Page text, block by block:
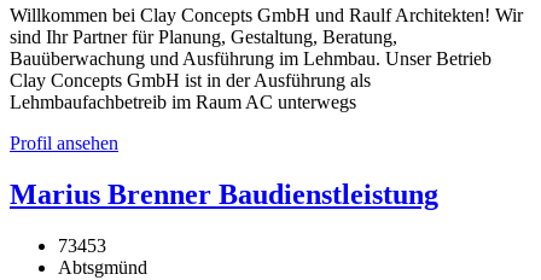
Willkommen bei Clay Concepts GmbH und Raulf Architekten! Wir
sind Ihr Partner für Planung, Gestaltung, Beratung,
Bauüberwachung und Ausführung im Lehmbau. Unser Betrieb
Clay Concepts GmbH ist in der Ausführung als
Lehmbaufachbetreib im Raum AC unterwegs
Profil ansehen
Marius Brenner Baudienstleistung
73453
Abtsgmünd